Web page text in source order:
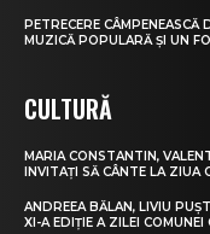
PETRECERE CÂMPENEASCĂ
MUZICĂ POPULARĂ ȘI UN
CULTURĂ
MARIA CONSTANTIN,
INVITAȚI SĂ CÂNTE LA ZIUA
ANDREEA BĂLAN, LIVIU
XI-A EDIȚIE A ZILEI COMUNEI